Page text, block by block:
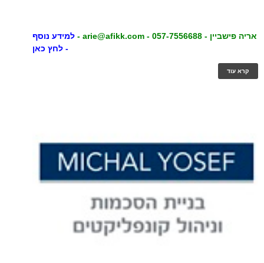
אריה פישביין - 057-7556688 - arie@afikk.com -
למידע נוסף
- לחץ כאן
קרא עוד